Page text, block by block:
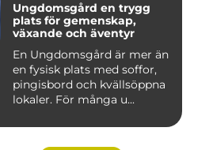
Ungdomsgård en trygg
plats för gemenskap,
växande och äventyr
En Ungdomsgård är mer än
en fysisk plats med soffor,
pingisbord och kvällsöppna
lokaler. För många u...